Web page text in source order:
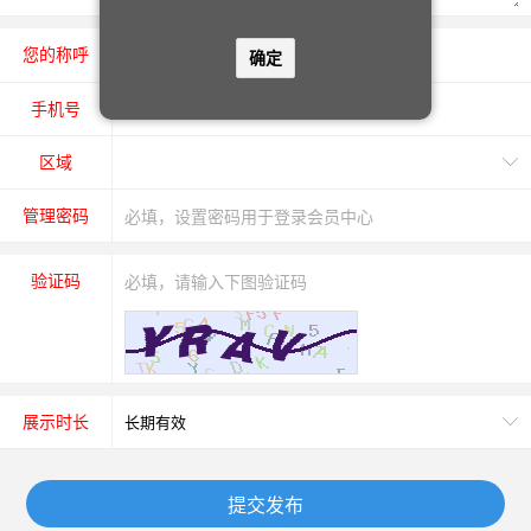
确定
您的称呼 女士
手机号
区域
管理密码
验证码
展示时长
提交发布